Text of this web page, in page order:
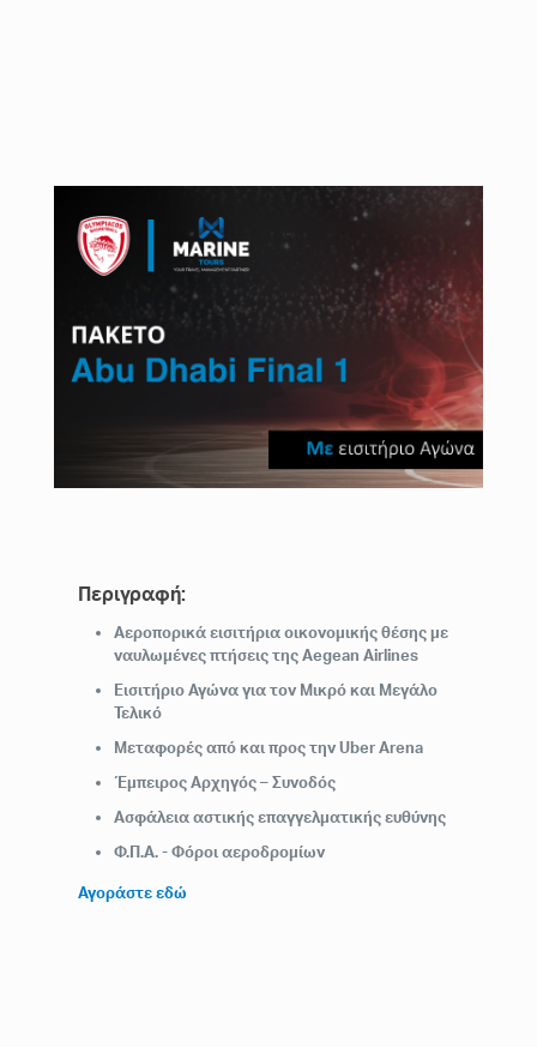
Περιγραφή:
Αεροπορικά εισιτήρια οικονομικής θέσης με
ναυλωμένες πτήσεις της Aegean Airlines
Εισιτήριο Αγώνα για τον Μικρό και Μεγάλο
Τελικό
Μεταφορές από και προς την Uber Arena
Έμπειρος Αρχηγός – Συνοδός
Ασφάλεια αστικής επαγγελματικής ευθύνης
Φ.Π.Α. -Φόροι αεροδρομίων
Αγοράστε εδώ